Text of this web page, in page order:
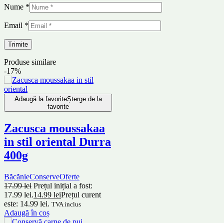
Nume *
Email *
Produse similare
-17%
Adaugă la favoriteȘterge de la
favorite
Zacusca moussakaa
in stil oriental Durra
400g
BăcănieConserveOferte
17.99lei Prețul inițial a fost:
17.99 lei.14.99 leiPrețul curent
este: 14.99 lei. TVA inclus
Adaugă în coș